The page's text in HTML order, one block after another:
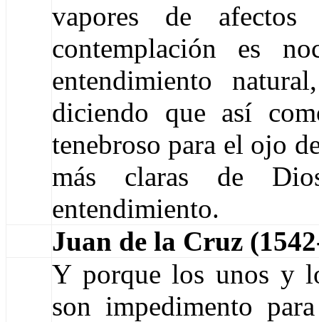
vapores de
contemplación es
entendimiento
diciendo que así
tenebroso para el ojo
más claras de
entendimiento.
Juan de la Cruz
Y porque los unos y
son impedimento